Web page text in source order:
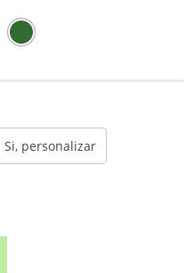
Si, personalizar